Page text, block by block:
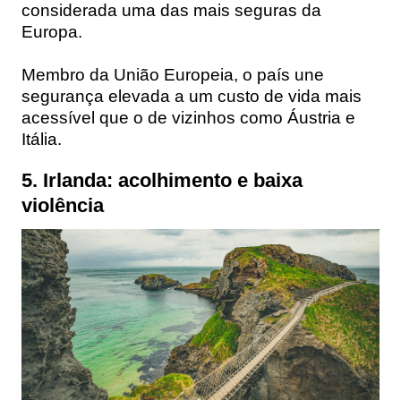
considerada uma das mais seguras da
Europa.
Membro da União Europeia, o país une
segurança elevada a um custo de vida mais
acessível que o de vizinhos como Áustria e
Itália.
5. Irlanda: acolhimento e baixa
violência